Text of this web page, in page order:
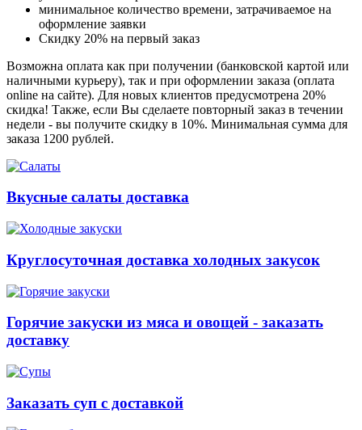
минимальное количество времени, затрачиваемое на
оформление заявки
Скидку 20% на первый заказ
Возможна оплата как при получении (банковской картой или
наличными курьеру), так и при оформлении заказа (оплата
online на сайте). Для новых клиентов предусмотрена 20%
скидка! Также, если Вы сделаете повторный заказ в течении
недели - вы получите скидку в 10%. Минимальная сумма для
заказа 1200 рублей.
Вкусные салаты доставка
Круглосуточная доставка холодных закусок
Горячие закуски из мяса и овощей - заказать
доставку
Заказать суп с доставкой